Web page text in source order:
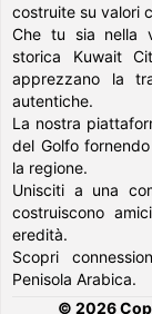
costruite su valori
Che tu sia nella
storica Kuwait
apprezzano la
autentiche.
La nostra
del Golfo
la regione.
Unisciti a una
costruiscono
eredità.
Scopri
Penisola Arabica.
© 2026